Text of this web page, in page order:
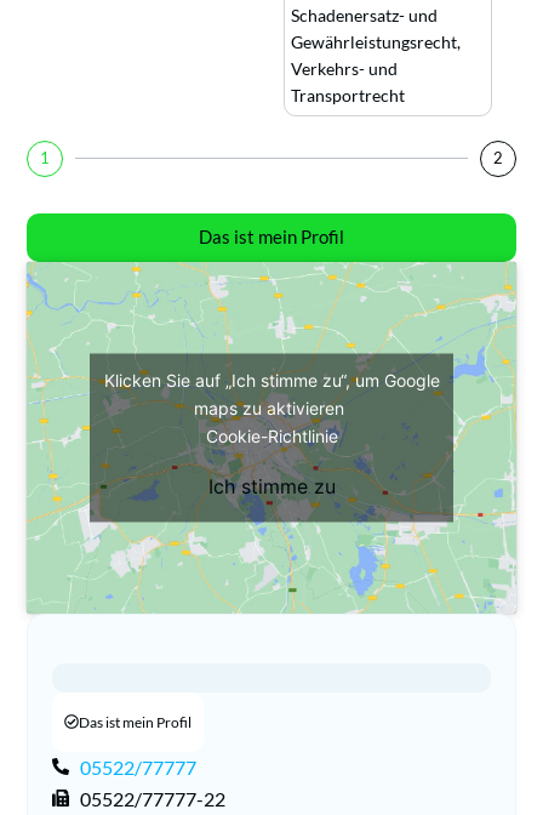
Schadenersatz- und
Gewährleistungsrecht,
Verkehrs- und
Transportrecht
1 2
Das ist mein Profil
Klicken Sie auf „Ich stimme zu“, um Google
maps zu aktivieren
Cookie-Richtlinie
Ich stimme zu
Das ist mein Profil
05522/77777
05522/77777-22